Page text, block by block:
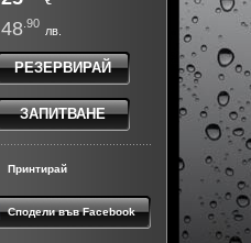
48 .90
лв.
РЕЗЕРВИРАЙ
ЗАПИТВАНЕ
Принтирай
Сподели във Facebook